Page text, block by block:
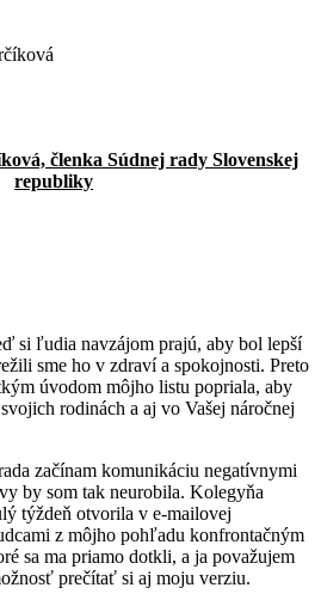
členka Súdnej rady Slovenskej
republiky
si ľudia navzájom prajú, aby bol lepší
sme ho v zdraví a spokojnosti. Preto
úvodom môjho listu popriala, aby
rodinách a aj vo Vašej náročnej
začínam komunikáciu negatívnymi
by som tak neurobila. Kolegyňa
týždeň otvorila v e-mailovej
z môjho pohľadu konfrontačným
sa ma priamo dotkli, a ja považujem
prečítať si aj moju verziu.